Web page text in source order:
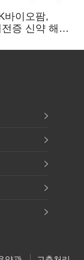
바이오팜,
전증 신약 해외
대 신약 개발